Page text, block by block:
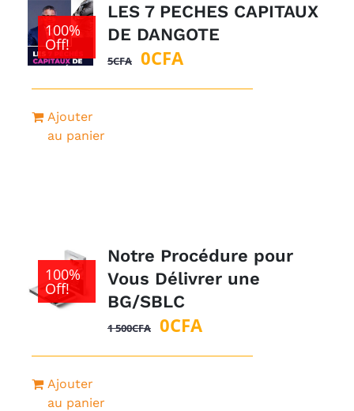
100%
Off!
LES 7 PECHES CAPITAUX
DE DANGOTE
5CFA
Le
0CFALe
Ajouter
au panier
100%
Off!
Notre Procédure pour
Vous Délivrer une
BG/SBLC
1 500CFA
Le
0CFALe
Ajouter
au panier